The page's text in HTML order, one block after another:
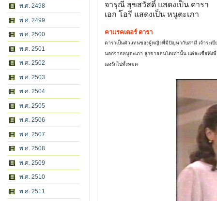
พ.ศ. 2498
พ.ศ. 2499
พ.ศ. 2500
พ.ศ. 2501
พ.ศ. 2502
พ.ศ. 2503
พ.ศ. 2504
พ.ศ. 2505
พ.ศ. 2506
พ.ศ. 2507
พ.ศ. 2508
พ.ศ. 2509
พ.ศ. 2510
พ.ศ. 2511
จารุณี สุขสวัสดิ์ แสดงเป็น ดารา
เอก โอรี แสดงเป็น หนูตะเภา
คาแรคเตอร์ ดารา
ดาราเป็นตัวแทนของผู้หญิงที่มีปัญหากับสามี เจ้าระเ
นอกจากหนูตะเภา ลูกชายคนโตเท่านั้น แต่จะเชื่อฟั
เองรักไปทั้งหมด